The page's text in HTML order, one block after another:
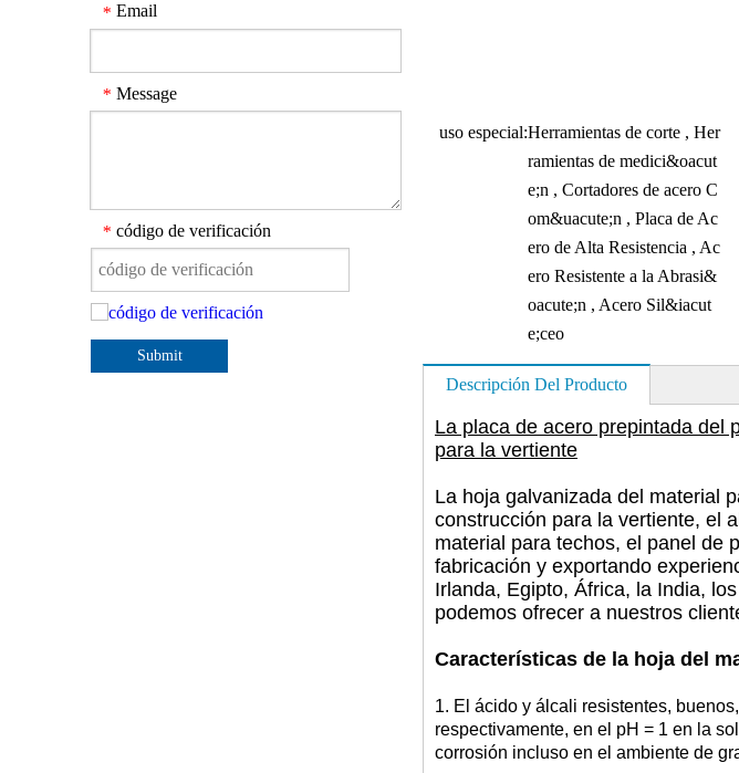
* Email
* Message
* código de verificación
Submit
uso especial:Herramientas de corte , Her
ramientas de medici&oacut
e;n , Cortadores de acero C
om&uacute;n , Placa de Ac
ero de Alta Resistencia , Ac
ero Resistente a la Abrasi&
oacute;n , Acero Sil&iacut
e;ceo
Descripción Del Producto
La placa de acero prepintada del
para la vertiente
La hoja galvanizada del material
construcción para la vertiente, el
material para techos, el panel de
fabricación y exportando
Irlanda, Egipto, África, la India,
podemos ofrecer a nuestros
Características de la hoja del
1. El ácido y álcali resistentes,
respectivamente, en el pH = 1 en la
corrosión incluso en el ambiente de